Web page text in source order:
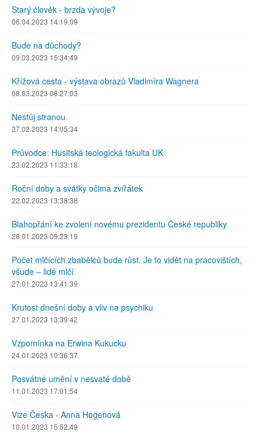
Starý člověk - brzda vývoje?
06.04.2023 14:19:09
Bude na důchody?
09.03.2023 15:34:49
Křížová cesta - výstava obrazů Vladimíra Wagnera
08.03.2023 08:27:03
Nestůj stranou
27.02.2023 14:05:34
Průvodce: Husitská teologická fakulta UK
23.02.2023 11:33:18
Roční doby a svátky očima zvířátek
22.02.2023 13:38:38
Blahopřání ke zvolení novému prezidentu České republiky
28.01.2023 09:23:19
Počet mlčících zbabělců bude růst. Je to vidět na pracovištích,
všude – lidé mlčí
27.01.2023 13:41:39
Krutost dnešní doby a vliv na psychiku
27.01.2023 13:39:42
Vzpomínka na Erwina Kukucku
24.01.2023 10:36:37
Posvátné umění v nesvaté době
11.01.2023 17:01:54
Vize Česka - Anna Hogenová
10.01.2023 15:52:49